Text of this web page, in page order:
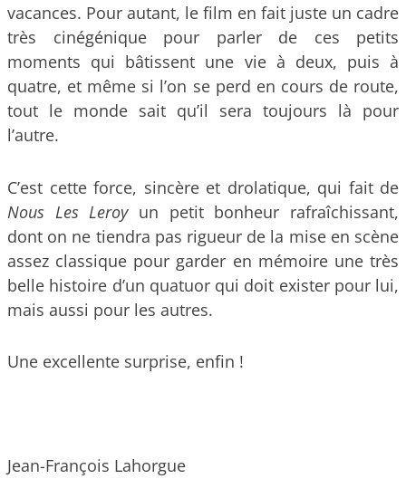
vacances. Pour autant, le film en fait juste un cadre
très cinégénique pour parler de ces petits
moments qui bâtissent une vie à deux, puis à
quatre, et même si l’on se perd en cours de route,
tout le monde sait qu’il sera toujours là pour
l’autre.
C’est cette force, sincère et drolatique, qui fait de
Nous Les Leroyun petit bonheur rafraîchissant,
dont on ne tiendra pas rigueur de la mise en scène
assez classique pour garder en mémoire une très
belle histoire d’un quatuor qui doit exister pour lui,
mais aussi pour les autres.
Une excellente surprise, enfin !
Jean-François Lahorgue